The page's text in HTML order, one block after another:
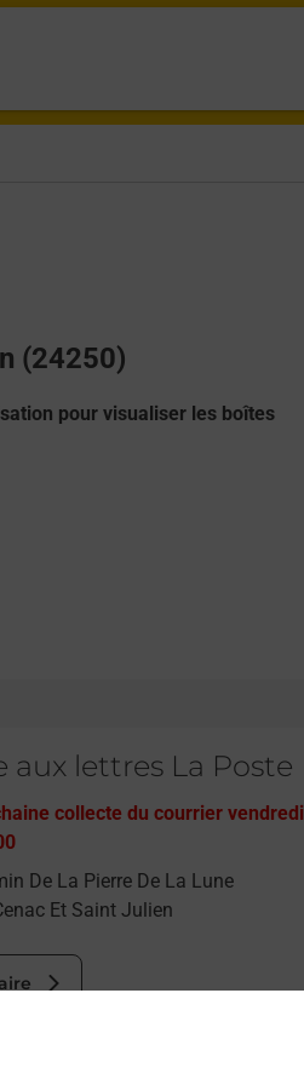
(24250)
pour visualiser les boîtes
aux lettres La Poste
collecte du courrier vendredi
De La Pierre De La Lune
Et Saint Julien